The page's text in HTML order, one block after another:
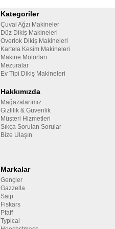
Kategoriler
Çuval Ağzı Makineler
Düz Dikiş Makineleri
Overlok Dikiş Makineleri
Kartela Kesim Makineleri
Makine Motorları
Mezuralar
Ev Tipi Dikiş Makineleri
Hakkımızda
Mağazalarımız
Gizlilik & Güvenlik
Müşteri Hizmetleri
Sıkça Sorulan Sorular
Bize Ulaşın
Markalar
Gençler
Gazzella
Saip
Fiskars
Pfaff
Typical